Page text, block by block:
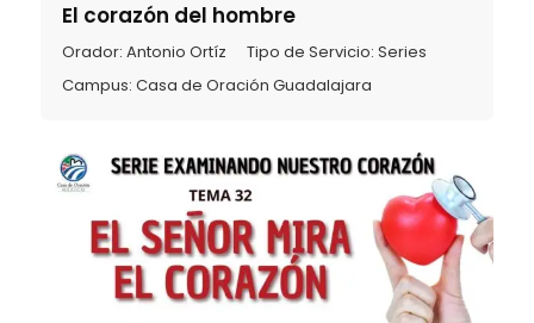
El corazón del hombre
Orador: Antonio Ortíz Tipo de Servicio: Series
Campus: Casa de Oración Guadalajara